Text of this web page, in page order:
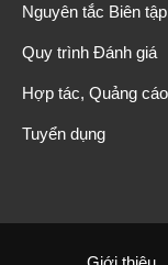
Nguyên tắc Biên tập
Quy trình Đánh giá
Hợp tác, Quảng cáo
Tuyển dụng